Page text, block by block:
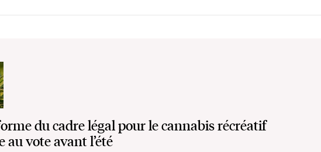
du cadre légal pour le cannabis récréatif
au vote avant l’été